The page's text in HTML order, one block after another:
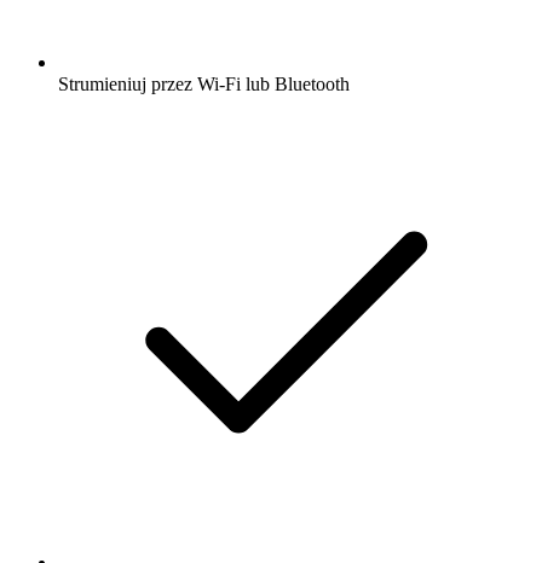
Strumieniuj przez Wi-Fi lub Bluetooth